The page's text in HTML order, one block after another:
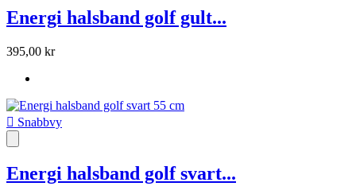
Energi halsband golf gult...
395,00 kr
 Snabbvy
Energi halsband golf svart...